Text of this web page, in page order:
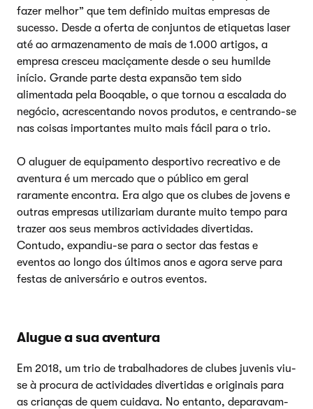
fazer melhor” que tem definido muitas empresas de
sucesso. Desde a oferta de conjuntos de etiquetas laser
até ao armazenamento de mais de 1.000 artigos, a
empresa cresceu maciçamente desde o seu humilde
início. Grande parte desta expansão tem sido
alimentada pela Booqable, o que tornou a escalada do
negócio, acrescentando novos produtos, e centrando-se
nas coisas importantes muito mais fácil para o trio.
O aluguer de equipamento desportivo recreativo e de
aventura é um mercado que o público em geral
raramente encontra. Era algo que os clubes de jovens e
outras empresas utilizariam durante muito tempo para
trazer aos seus membros actividades divertidas.
Contudo, expandiu-se para o sector das festas e
eventos ao longo dos últimos anos e agora serve para
festas de aniversário e outros eventos.
Alugue a sua aventura
Em 2018, um trio de trabalhadores de clubes juvenis viu-
se à procura de actividades divertidas e originais para
as crianças de quem cuidava. No entanto, deparavam-